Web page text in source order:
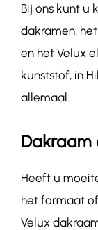
Bij ons kunt u
dakramen:
en het Velux
kunststof, in
allemaal.
Dakraam
Heeft u
het formaat
Velux